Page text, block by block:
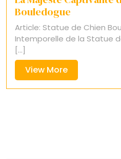
Bouledogue
Article: Statue de Chien
Intemporelle de la Statue
[...]
View MoreView
More